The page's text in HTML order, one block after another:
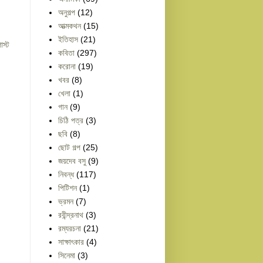
অনুগল্প (12)
আত্মকথন (15)
ইতিহাস (21)
কবিতা (297)
করোনা (19)
খবর (8)
খেলা (1)
গান (9)
চিঠি পত্র (3)
ছবি (8)
ছোট গল্প (25)
জয়দেব বসু (9)
নিবন্ধ (117)
পিটিশন (1)
ভ্রমন (7)
রবীন্দ্রনাথ (3)
রম্যরচনা (21)
সাক্ষাৎকার (4)
সিনেমা (3)